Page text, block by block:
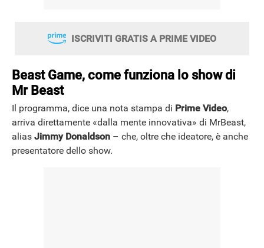
ISCRIVITI GRATIS A PRIME VIDEO
Beast Game, come funziona lo show di
Mr Beast
Il programma, dice una nota stampa di Prime Video,
arriva direttamente «dalla mente innovativa» di MrBeast,
alias Jimmy Donaldson – che, oltre che ideatore, è anche
presentatore dello show.